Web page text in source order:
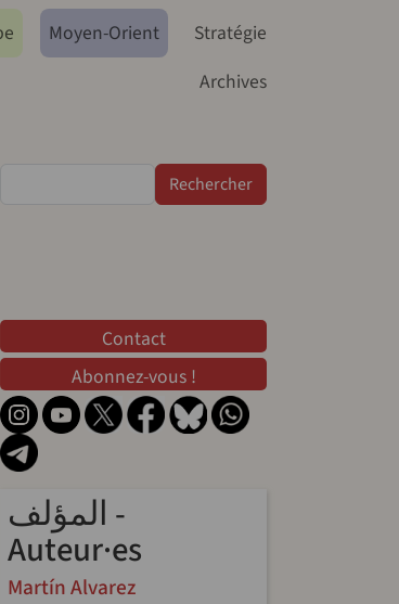
Moyen-Orient
Stratégie
Archives
Contact
Abonnez-vous !
المؤلف -
Auteur·es
Martín Alvarez